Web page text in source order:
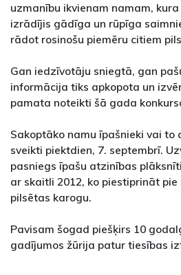
uzmanību ikvienam namam,
izrādījis gādīga un rūpīga
rādot rosinošu piemēru citiem
Gan iedzīvotāju sniegtā, gan
informācija tiks apkopota un
pamata noteikti šā gada
Sakoptāko namu īpašnieki vai to
sveikti piektdien, 7. septembrī.
pasniegs īpašu atzinības
ar skaitli 2012, ko piestiprināt
pilsētas karogu.
Pavisam šogad piešķirs 10
gadījumos žūrija patur tiesības